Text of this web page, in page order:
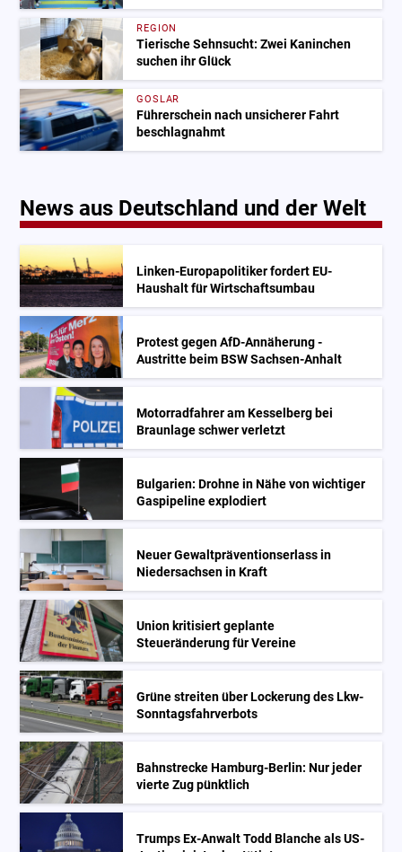
REGION
Tierische Sehnsucht: Zwei Kaninchen
suchen ihr Glück
GOSLAR
Führerschein nach unsicherer Fahrt
beschlagnahmt
News aus Deutschland und der Welt
Linken-Europapolitiker fordert EU-
Haushalt für Wirtschaftsumbau
Protest gegen AfD-Annäherung -
Austritte beim BSW Sachsen-Anhalt
Motorradfahrer am Kesselberg bei
Braunlage schwer verletzt
Bulgarien: Drohne in Nähe von wichtiger
Gaspipeline explodiert
Neuer Gewaltpräventionserlass in
Niedersachsen in Kraft
Union kritisiert geplante
Steueränderung für Vereine
Grüne streiten über Lockerung des Lkw-
Sonntagsfahrverbots
Bahnstrecke Hamburg-Berlin: Nur jeder
vierte Zug pünktlich
Trumps Ex-Anwalt Todd Blanche als US-